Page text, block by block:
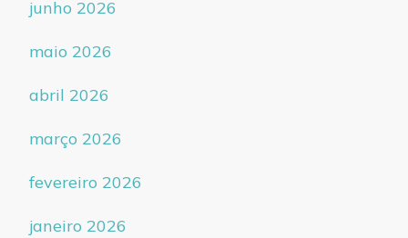
junho 2026
maio 2026
abril 2026
março 2026
fevereiro 2026
janeiro 2026